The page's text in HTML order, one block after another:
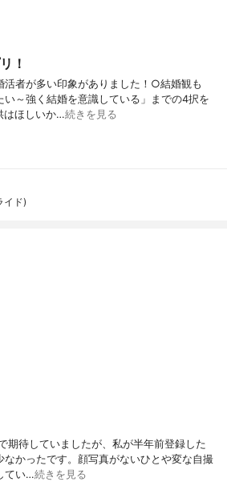
！
活者が多い印象がありました！○結婚観も
い～強く結婚を意識している」までの4択を
はほしいか…続きを見る
イド)
期待していましたが、私が半年前登録した
なかったです。顔写真がないひとや変な自撮
てい…続きを見る